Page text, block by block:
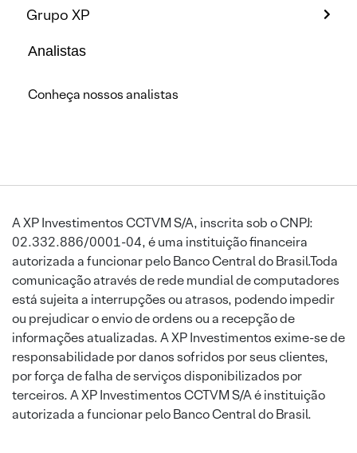
Grupo XP
Analistas
Conheça nossos analistas
A XP Investimentos CCTVM S/A, inscrita sob o CNPJ:
02.332.886/0001-04, é uma instituição financeira
autorizada a funcionar pelo Banco Central do Brasil.Toda
comunicação através de rede mundial de computadores
está sujeita a interrupções ou atrasos, podendo impedir
ou prejudicar o envio de ordens ou a recepção de
informações atualizadas. A XP Investimentos exime-se de
responsabilidade por danos sofridos por seus clientes,
por força de falha de serviços disponibilizados por
terceiros. A XP Investimentos CCTVM S/A é instituição
autorizada a funcionar pelo Banco Central do Brasil.